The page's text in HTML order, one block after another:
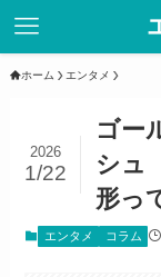
ホーム エンタメ
ゴー
シュ
形っ
2026
1/22
エンタメ コラム